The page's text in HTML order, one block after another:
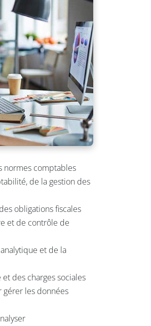
normes comptables
de la gestion des
obligations fiscales
et de contrôle de
et de la
des charges sociales
les données